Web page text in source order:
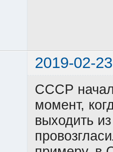
2019-02-
СССР начал
момент,
выходить